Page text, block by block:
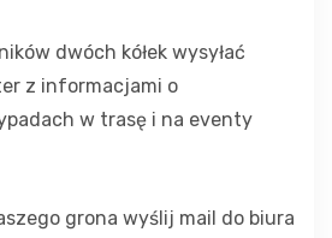
dwóch kółek wysyłać
z informacjami o
w trasę i na eventy
grona wyślij mail do biura